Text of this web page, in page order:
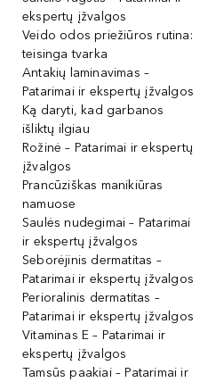
ekspertų įžvalgos
Veido odos priežiūros rutina:
teisinga tvarka
Antakių laminavimas –
Patarimai ir ekspertų įžvalgos
Ką daryti, kad garbanos
išliktų ilgiau
Rožinė – Patarimai ir ekspertų
įžvalgos
Prancūziškas manikiūras
namuose
Saulės nudegimai – Patarimai
ir ekspertų įžvalgos
Seborėjinis dermatitas –
Patarimai ir ekspertų įžvalgos
Perioralinis dermatitas –
Patarimai ir ekspertų įžvalgos
Vitaminas E – Patarimai ir
ekspertų įžvalgos
Tamsūs paakiai – Patarimai ir